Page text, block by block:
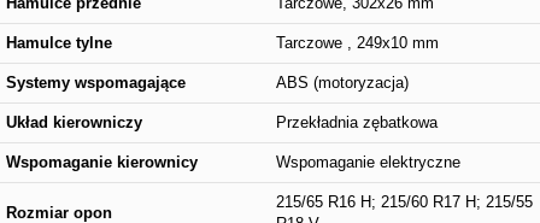
Hamulce tylne Tarczowe , 249x10 mm
Systemy wspomagające ABS (motoryzacja)
Układ kierowniczy Przekładnia zębatkowa
Wspomaganie kierownicy Wspomaganie elektryczne
Rozmiar opon
215/65 R16 H; 215/60 R17 H; 215/55